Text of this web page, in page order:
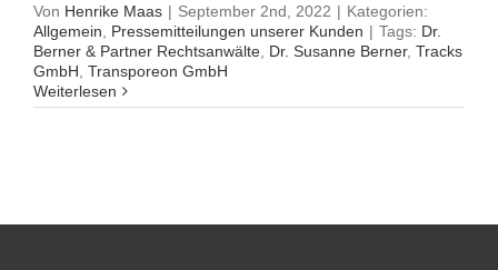
Von Henrike Maas | September 2nd, 2022 | Kategorien:
Allgemein
Pressemitteilungen unserer Kunden | Tags: Dr.
Berner & Partner Rechtsanwälte Dr. Susanne Berner, Tracks
GmbH Transporeon GmbH
Weiterlesen